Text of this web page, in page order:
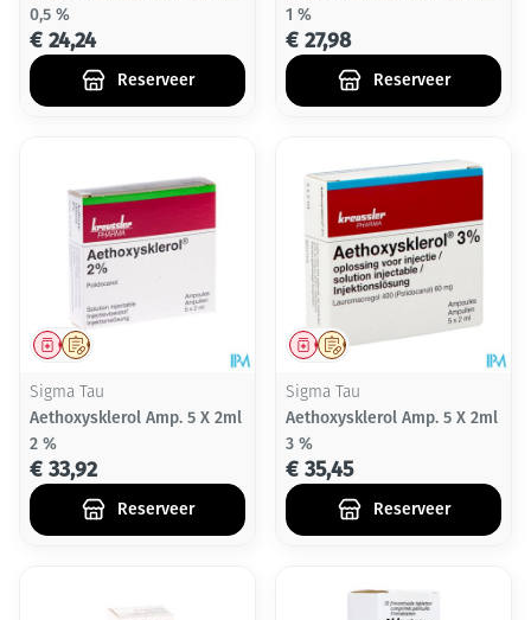
0,5 %
€ 24,24
Reserveer
1 %
€ 27,98
Reserveer
Op voorschrift
Geneesmiddel
Sigma Tau
Aethoxysklerol Amp. 5 X 2ml
2 %
€ 33,92
Reserveer
Op voorschrift
Geneesmiddel
Sigma Tau
Aethoxysklerol Amp. 5 X 2ml
3 %
€ 35,45
Reserveer